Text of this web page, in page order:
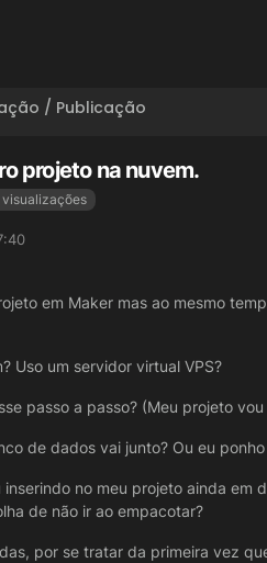
/ Publicação
projeto na nuvem.
visualizações
em Maker mas ao mesmo
Uso um servidor virtual VPS?
passo a passo? (Meu projeto
de dados vai junto? Ou eu
no meu projeto ainda em
de não ir ao empacotar?
por se tratar da primeira vez